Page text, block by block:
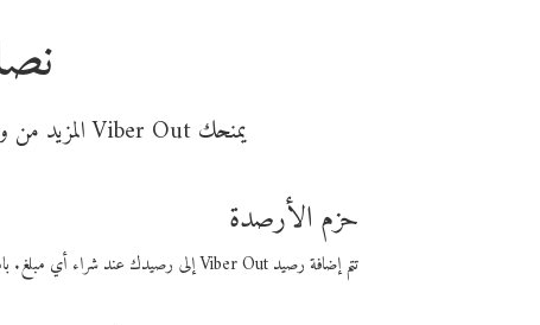
يمنحك Viber Out المزيد من وقت المكالمة مقابل تكلفة أقل من المال. اختر من أحد خيارات الاتصال المرنة ذات السعر المنخفض:
حزم الأرصدة
تتم إضافة رصيد Viber Out إلى رصيدك عند شراء أي مبلغ. باستخدام رصيدك، يمكنك إجراء مكالمات إلى أي رقم في العالم بأسعار فايبر المنخفضة.